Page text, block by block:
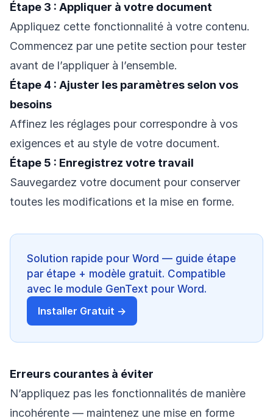
Étape 3 : Appliquer à votre document
Appliquez cette fonctionnalité à votre contenu.
Commencez par une petite section pour tester
avant de l’appliquer à l’ensemble.
Étape 4 : Ajuster les paramètres selon vos
besoins
Affinez les réglages pour correspondre à vos
exigences et au style de votre document.
Étape 5 : Enregistrez votre travail
Sauvegardez votre document pour conserver
toutes les modifications et la mise en forme.
Solution rapide pour Word — guide étape
par étape + modèle gratuit. Compatible
avec le module GenText pour Word.
Installer Gratuit →
Erreurs courantes à éviter
N’appliquez pas les fonctionnalités de manière
incohérente — maintenez une mise en forme